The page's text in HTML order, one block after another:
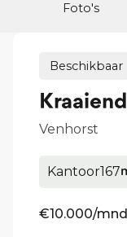
Foto's
Beschikbaar
Venhorst
Kantoor167
€10.000/mnd